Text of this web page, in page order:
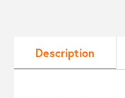
Description